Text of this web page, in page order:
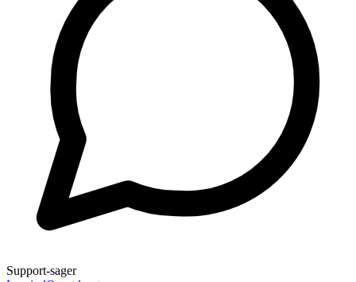
Support-sager